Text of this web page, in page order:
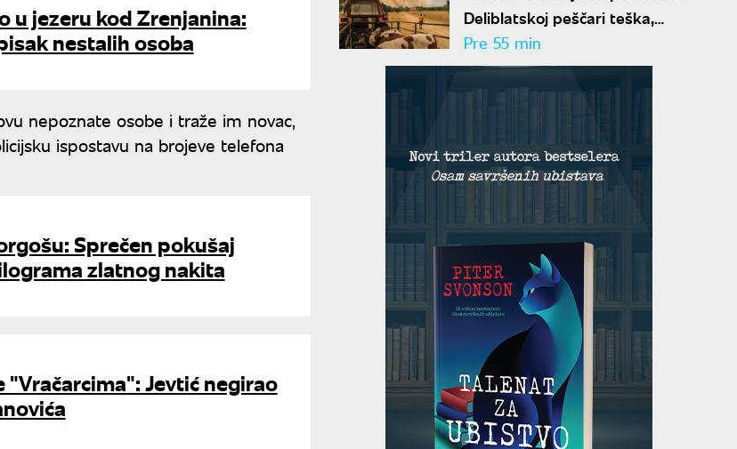
u jezeru kod Zrenjanina:
nestalih osoba
nepoznate osobe i traže im novac,
ispostavu na brojeve telefona
Sprečen pokušaj
zlatnog nakita
Jevtić negirao
Deliblatskoj peščari teška,
prioritet da niko ne strada"
Pre 55 min